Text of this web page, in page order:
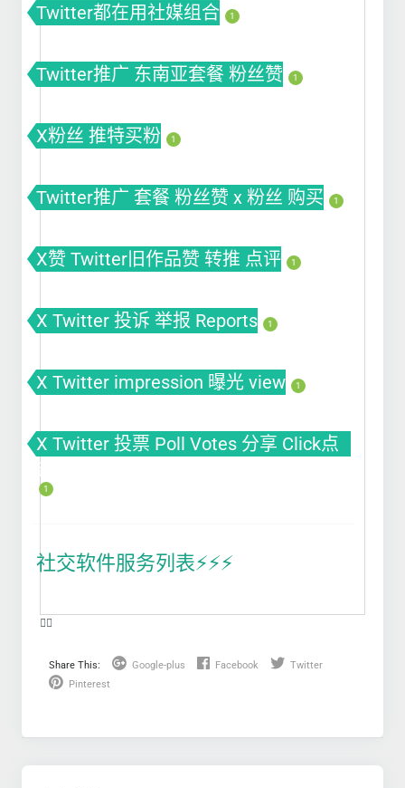
Twitter都在用社媒组合 1
Twitter推广 东南亚套餐 粉丝赞 1
X粉丝 推特买粉 1
Twitter推广 套餐 粉丝赞 x 粉丝 购买 1
X赞 Twitter旧作品赞 转推 点评 1
X Twitter 投诉 举报 Reports 1
X Twitter impression 曝光 view 1
X Twitter 投票 Poll Votes 分享 Click点
击
1
社交软件服务列表⚡️⚡️⚡️
❤️‍🔥
Share This: Google-plus Facebook
Twitter
Pinterest